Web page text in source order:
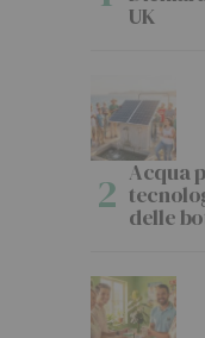
UK
Acqua
delle